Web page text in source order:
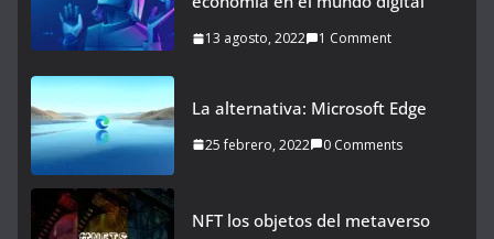
13 agosto, 2022 1 Comment
La alternativa: Microsoft Edge
25 febrero, 2022 0 Comments
NFT los objetos del metaverso